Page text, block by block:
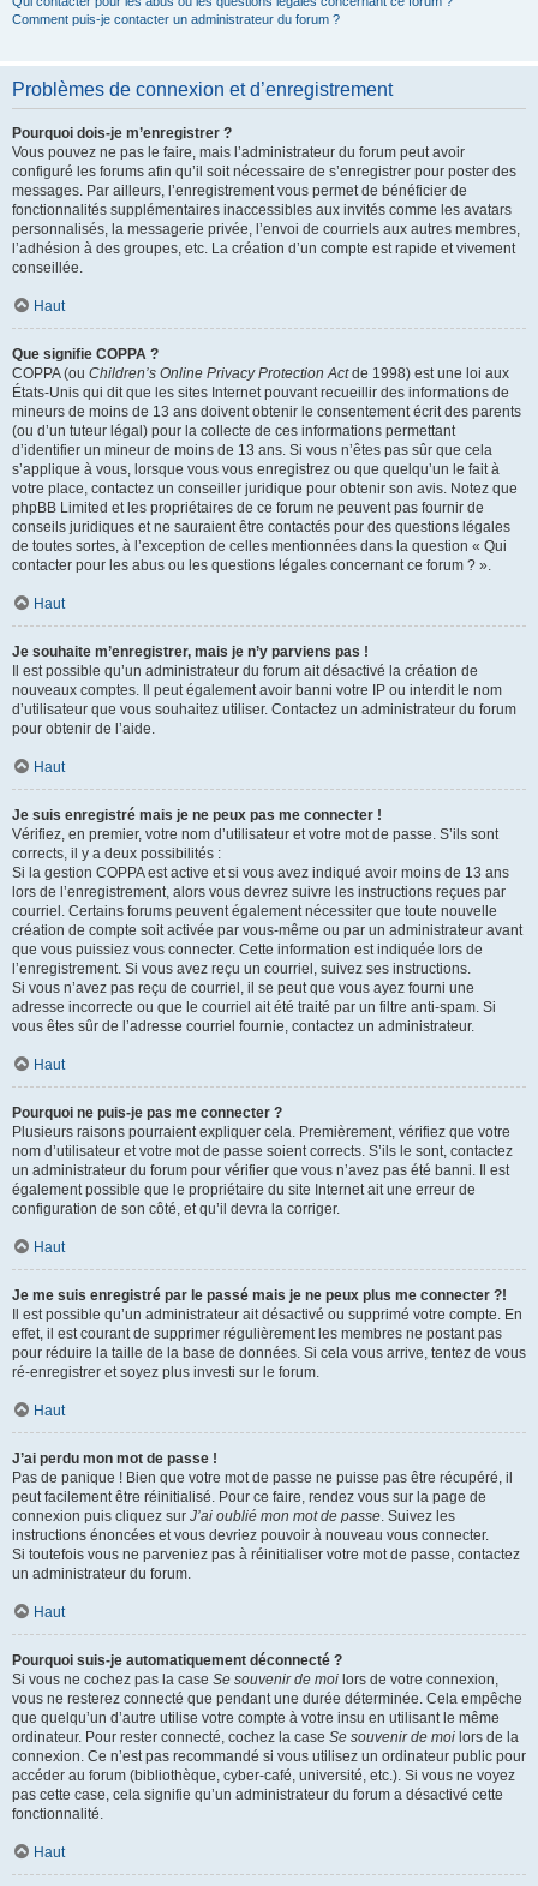
Comment puis-je contacter un administrateur du forum ?
Problèmes de connexion et d’enregistrement
Pourquoi dois-je m’enregistrer ?
Vous pouvez ne pas le faire, mais l’administrateur du forum peut avoir
configuré les forums afin qu’il soit nécessaire de s’enregistrer pour poster des
messages. Par ailleurs, l’enregistrement vous permet de bénéficier de
fonctionnalités supplémentaires inaccessibles aux invités comme les avatars
personnalisés, la messagerie privée, l’envoi de courriels aux autres membres,
l’adhésion à des groupes, etc. La création d’un compte est rapide et vivement
conseillée.
Haut
Que signifie COPPA ?
COPPA (ou Children’s Online Privacy Protection Actde 1998) est une loi aux
États-Unis qui dit que les sites Internet pouvant recueillir des informations de
mineurs de moins de 13 ans doivent obtenir le consentement écrit des parents
(ou d’un tuteur légal) pour la collecte de ces informations permettant
d’identifier un mineur de moins de 13 ans. Si vous n’êtes pas sûr que cela
s’applique à vous, lorsque vous vous enregistrez ou que quelqu’un le fait à
votre place, contactez un conseiller juridique pour obtenir son avis. Notez que
phpBB Limited et les propriétaires de ce forum ne peuvent pas fournir de
conseils juridiques et ne sauraient être contactés pour des questions légales
de toutes sortes, à l’exception de celles mentionnées dans la question « Qui
contacter pour les abus ou les questions légales concernant ce forum ? ».
Haut
Je souhaite m’enregistrer, mais je n’y parviens pas !
Il est possible qu’un administrateur du forum ait désactivé la création de
nouveaux comptes. Il peut également avoir banni votre IP ou interdit le nom
d’utilisateur que vous souhaitez utiliser. Contactez un administrateur du forum
pour obtenir de l’aide.
Haut
Je suis enregistré mais je ne peux pas me connecter !
Vérifiez, en premier, votre nom d’utilisateur et votre mot de passe. S’ils sont
corrects, il y a deux possibilités :
Si la gestion COPPA est active et si vous avez indiqué avoir moins de 13 ans
lors de l’enregistrement, alors vous devrez suivre les instructions reçues par
courriel. Certains forums peuvent également nécessiter que toute nouvelle
création de compte soit activée par vous-même ou par un administrateur avant
que vous puissiez vous connecter. Cette information est indiquée lors de
l’enregistrement. Si vous avez reçu un courriel, suivez ses instructions.
Si vous n’avez pas reçu de courriel, il se peut que vous ayez fourni une
adresse incorrecte ou que le courriel ait été traité par un filtre anti-spam. Si
vous êtes sûr de l’adresse courriel fournie, contactez un administrateur.
Haut
Pourquoi ne puis-je pas me connecter ?
Plusieurs raisons pourraient expliquer cela. Premièrement, vérifiez que votre
nom d’utilisateur et votre mot de passe soient corrects. S’ils le sont, contactez
un administrateur du forum pour vérifier que vous n’avez pas été banni. Il est
également possible que le propriétaire du site Internet ait une erreur de
configuration de son côté, et qu’il devra la corriger.
Haut
Je me suis enregistré par le passé mais je ne peux plus me connecter ?!
Il est possible qu’un administrateur ait désactivé ou supprimé votre compte. En
effet, il est courant de supprimer régulièrement les membres ne postant pas
pour réduire la taille de la base de données. Si cela vous arrive, tentez de vous
ré-enregistrer et soyez plus investi sur le forum.
Haut
J’ai perdu mon mot de passe !
Pas de panique ! Bien que votre mot de passe ne puisse pas être récupéré, il
peut facilement être réinitialisé. Pour ce faire, rendez vous sur la page de
connexion puis cliquez sur J’ai oublié mon mot de passe. Suivez les
instructions énoncées et vous devriez pouvoir à nouveau vous connecter.
Si toutefois vous ne parveniez pas à réinitialiser votre mot de passe, contactez
un administrateur du forum.
Haut
Pourquoi suis-je automatiquement déconnecté ?
Si vous ne cochez pas la case Se souvenir de moi lors de votre connexion,
vous ne resterez connecté que pendant une durée déterminée. Cela empêche
que quelqu’un d’autre utilise votre compte à votre insu en utilisant le même
ordinateur. Pour rester connecté, cochez la case Se souvenir de moi lors de la
connexion. Ce n’est pas recommandé si vous utilisez un ordinateur public pour
accéder au forum (bibliothèque, cyber-café, université, etc.). Si vous ne voyez
pas cette case, cela signifie qu’un administrateur du forum a désactivé cette
fonctionnalité.
Haut